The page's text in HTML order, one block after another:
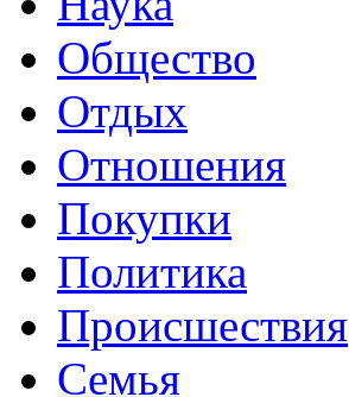
Общество
Отдых
Отношения
Покупки
Политика
Происшествия
Семья